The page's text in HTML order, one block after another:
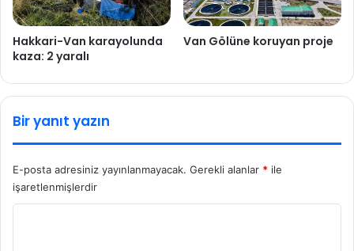
Hakkari-Van karayolunda
kaza: 2 yaralı
Van Gölüne koruyan proje
Bir yanıt yazın
E-posta adresiniz yayınlanmayacak. Gerekli alanlar * ile
işaretlenmişlerdir